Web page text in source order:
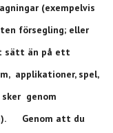
(exempelvis
försegling; eller
sätt än på ett
applikationer, spel,
genom
Genom att du